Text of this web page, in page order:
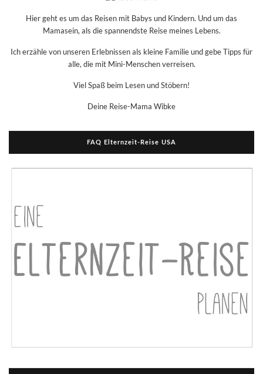
Hier geht es um das Reisen mit Babys und Kindern. Und um das
Mamasein, als die spannendste Reise meines Lebens.
Ich erzähle von unseren Erlebnissen als kleine Familie und gebe Tipps für
alle, die mit Mini-Menschen verreisen.
Viel Spaß beim Lesen und Stöbern!
Deine Reise-Mama Wibke
FAQ Elternzeit-Reise USA